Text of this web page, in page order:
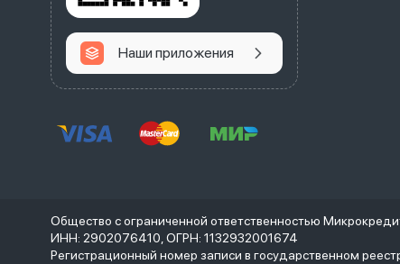
Наши приложения
Общество с ограниченной ответственностью
ИНН: 2902076410, ОГРН: 1132932001674
Регистрационный номер записи в государственном